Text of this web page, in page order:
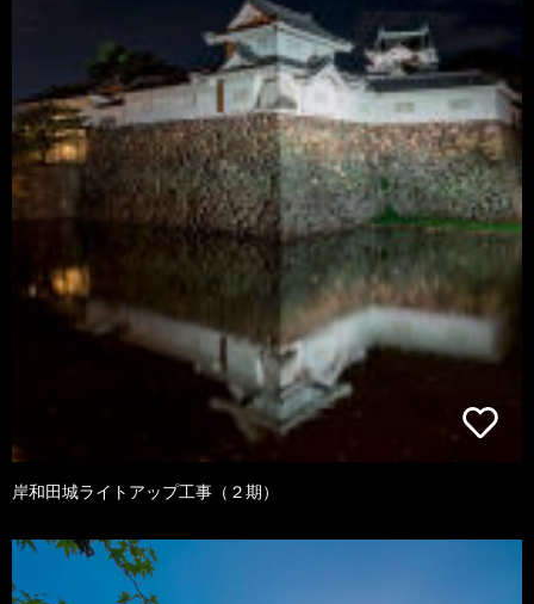
岸和田城ライトアップ工事（２期）